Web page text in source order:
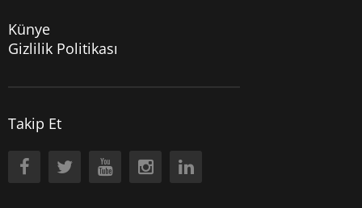
Künye
Gizlilik Politikası
Takip Et